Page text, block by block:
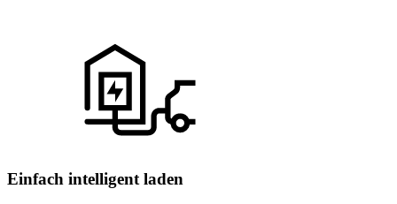
Einfach intelligent laden